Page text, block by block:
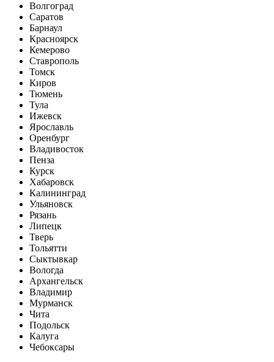
Волгоград
Саратов
Барнаул
Красноярск
Кемерово
Ставрополь
Томск
Киров
Тюмень
Тула
Ижевск
Ярославль
Оренбург
Владивосток
Пенза
Курск
Хабаровск
Калининград
Ульяновск
Рязань
Липецк
Тверь
Тольятти
Сыктывкар
Вологда
Архангельск
Владимир
Мурманск
Чита
Подольск
Калуга
Чебоксары